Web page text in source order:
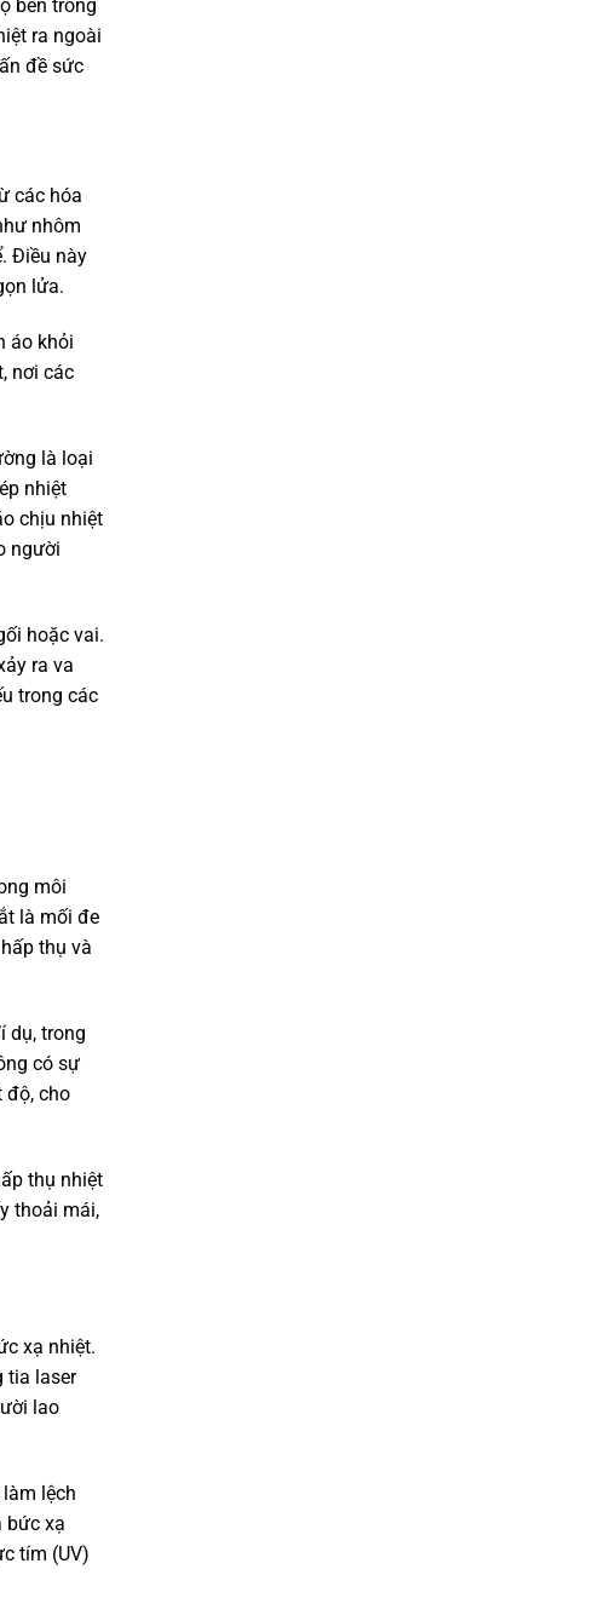
bên trong
ra ngoài
đề sức
các hóa
nhôm
Điều này
lửa.
áo khỏi
nơi các
là loại
nhiệt
chịu nhiệt
người
hoặc vai.
ra va
trong các
môi
là mối đe
thụ và
dụ, trong
có sự
độ, cho
thụ nhiệt
thoải mái,
xạ nhiệt.
tia laser
lao
lệch
bức xạ
tím (UV)